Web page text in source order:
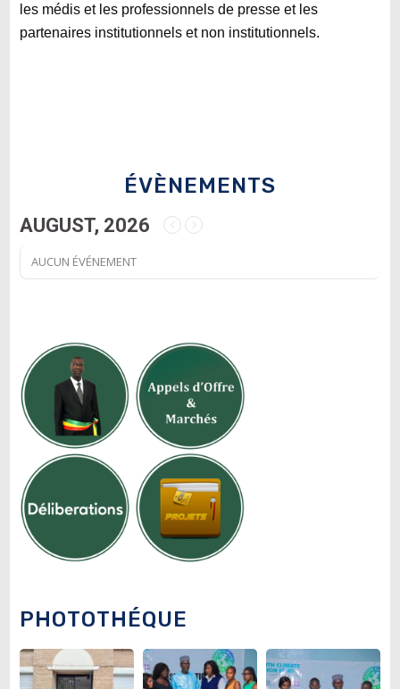
les médis et les professionnels de presse et les
partenaires institutionnels et non institutionnels.
ÉVÈNEMENTS
AUGUST, 2026
AUCUN ÉVÉNEMENT
PHOTOTHÉQUE